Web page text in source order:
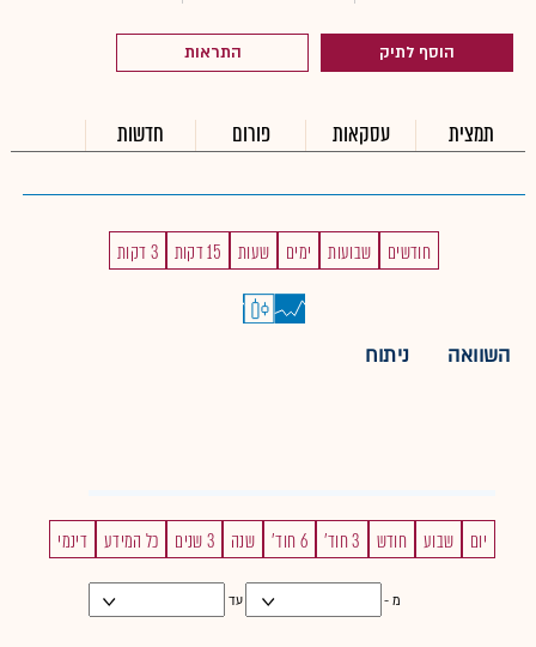
הוסף לתיק התראות
תמצית עסקאות פורום חדשות
חודשים שבועות ימים שעות 15 דקות 3 דקות
השוואה ניתוח
יום שבוע חודש 3 חוד' 6 חוד' שנה 3 שנים כל המידע דינמי
מ - עד